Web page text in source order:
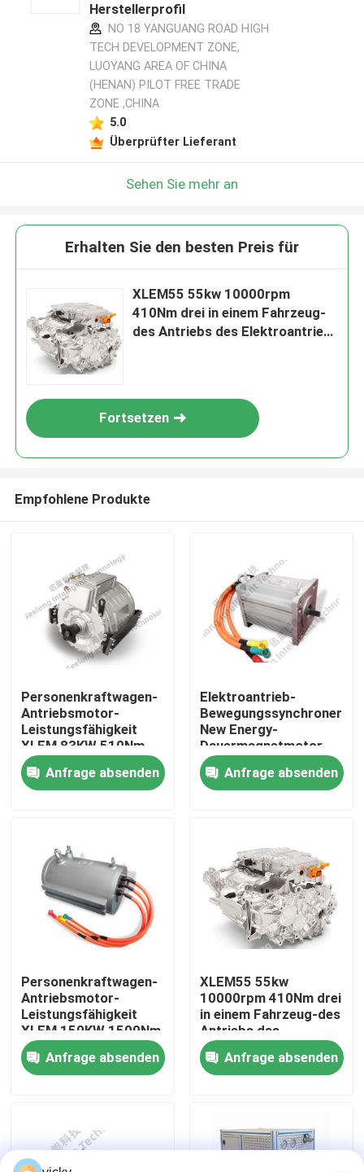
Heim
Produkte
Werksbesichtigung
Qualitätskontrolle
Neuigkeiten
Fälle
Hochgeschwindigkeitsdynamometer
Herstellerprofil
NO 18 YANGUANG ROAD HIGH
TECH DEVELOPMENT ZONE,
LUOYANG AREA OF CHINA
(HENAN) PILOT FREE TRADE
ZONE ,CHINA
5.0
Überprüfter Lieferant
Sehen Sie mehr an
Erhalten Sie den besten Preis für
XLEM55 55kw 10000rpm
410Nm drei in einem Fahrzeug-
des Antriebs des Elektroantrieb-
Fortsetzen
Empfohlene Produkte
Personenkraftwagen-
Antriebsmotor-
Leistungsfähigkeit
XLEM 83KW 510Nm
3000rpm des Motors
Anfrage absenden
Elektroantrieb-
Bewegungssynchroner
New Energy-
Dauermagnetmotor
XLEM 10Kw 120Nm
3800rpm
Anfrage absenden
Personenkraftwagen-
Antriebsmotor-
Leistungsfähigkeit
XLEM 150KW 1500Nm
3000rpm des Motors
Anfrage absenden
XLEM55 55kw
10000rpm 410Nm drei
in einem Fahrzeug-des
Antriebs des
Elektroantrieb-
System-New Energy
&electric
Anfrage absenden